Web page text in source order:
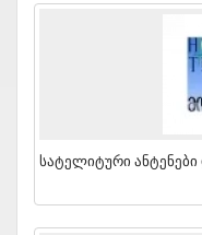
Სატელიტური Ანტენები